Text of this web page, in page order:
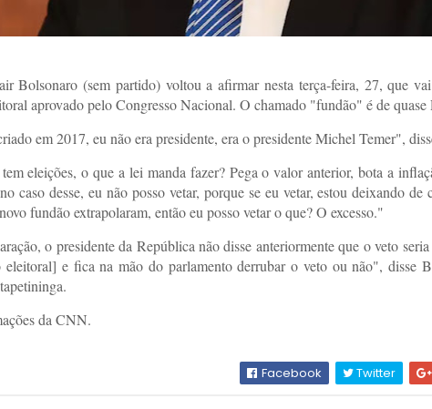
Bolsonaro (sem partido) voltou a afirmar nesta terça-feira, 27, que
aprovado pelo Congresso Nacional. O chamado "fundão" é de quase
em 2017, eu não era presidente, era o presidente Michel Temer",
eleições, o que a lei manda fazer? Pega o valor anterior, bota a
caso desse, eu não posso vetar, porque se eu vetar, estou deixando
fundão extrapolaram, então eu posso vetar o que? O excesso."
o presidente da República não disse anteriormente que o veto
e fica na mão do parlamento derrubar o veto ou não", disse
da CNN.
Facebook Twitter